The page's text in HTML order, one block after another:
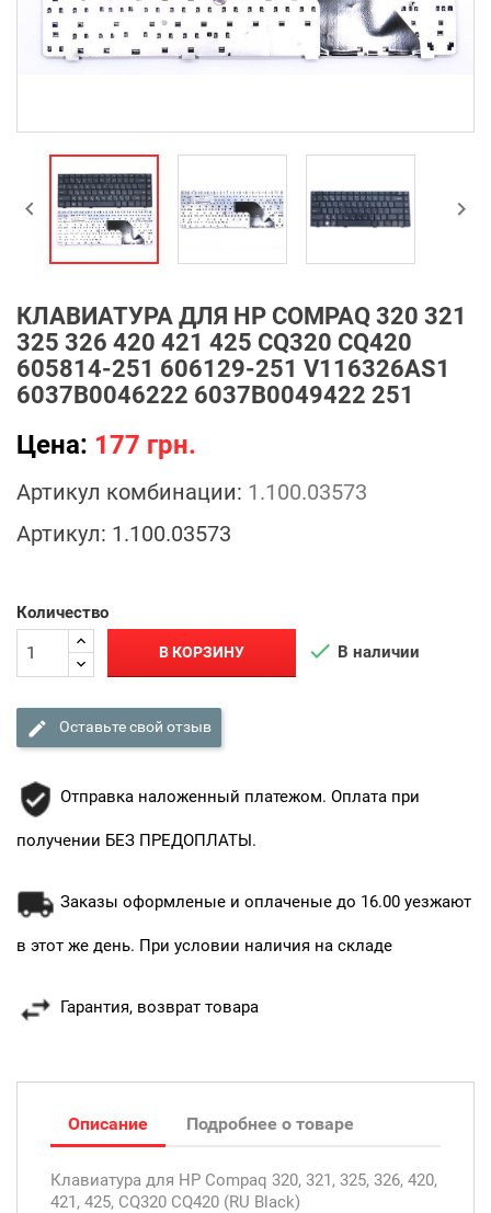
 
КЛАВИАТУРА ДЛЯ HP COMPAQ 320 321
325 326 420 421 425 CQ320 CQ420
605814-251 606129-251 V116326AS1
6037B0046222 6037B0049422 251
Цена: 177 грн.
Артикул комбинации: 1.100.03573
Артикул: 1.100.03573
Количество
В КОРЗИНУ  В наличии
Оставьте свой отзыв
Отправка наложенный платежом. Оплата при
получении БЕЗ ПРЕДОПЛАТЫ.
Заказы оформленые и оплаченые до 16.00 уезжают
в этот же день. При условии наличия на складе
Гарантия, возврат товара
Описание Подробнее о товаре
Клавиатура для HP Compaq 320, 321, 325, 326, 420,
421, 425, CQ320 CQ420 (RU Black)